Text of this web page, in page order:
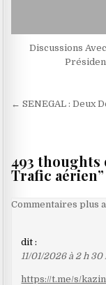
Discussions
← SENEGAL : Deux
493 thoughts
Trafic aérien”
les
Commentaires plus
dit :
11/01/2026 à 2 h
https://t.me/s/